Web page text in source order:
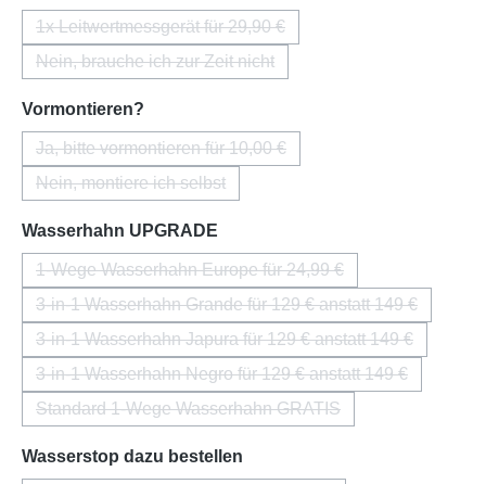
1x Leitwertmessgerät für 29,90 €
(Diese Option ist zurzeit nicht verfügbar.)
Nein, brauche ich zur Zeit nicht
(Diese Option ist zurzeit nicht verfügbar.)
Vormontieren?
Ja, bitte vormontieren für 10,00 €
(Diese Option ist zurzeit nicht verfügbar.)
Nein, montiere ich selbst
(Diese Option ist zurzeit nicht verfügbar.)
Wasserhahn UPGRADE
1-Wege Wasserhahn Europe für 24,99 €
(Diese Option ist zurzeit nicht verfügbar.)
3-in-1 Wasserhahn Grande für 129 € anstatt 149 €
(Diese Option ist zurzeit nicht
3-in-1 Wasserhahn Japura für 129 € anstatt 149 €
(Diese Option ist zurzeit nicht
3-in-1 Wasserhahn Negro für 129 € anstatt 149 €
(Diese Option ist zurzeit nicht
Standard 1-Wege Wasserhahn GRATIS
(Diese Option ist zurzeit nicht verfügbar.)
Wasserstop dazu bestellen